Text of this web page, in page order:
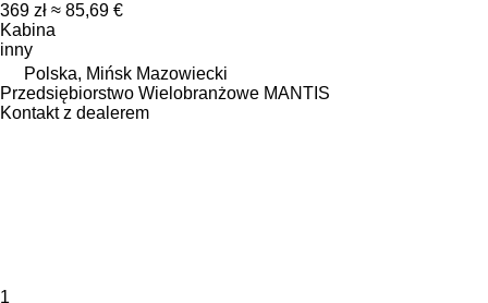
369 zł ≈ 85,69 €
Kabina
inny
Polska, Mińsk Mazowiecki
Przedsiębiorstwo Wielobranżowe MANTIS
Kontakt z dealerem
1